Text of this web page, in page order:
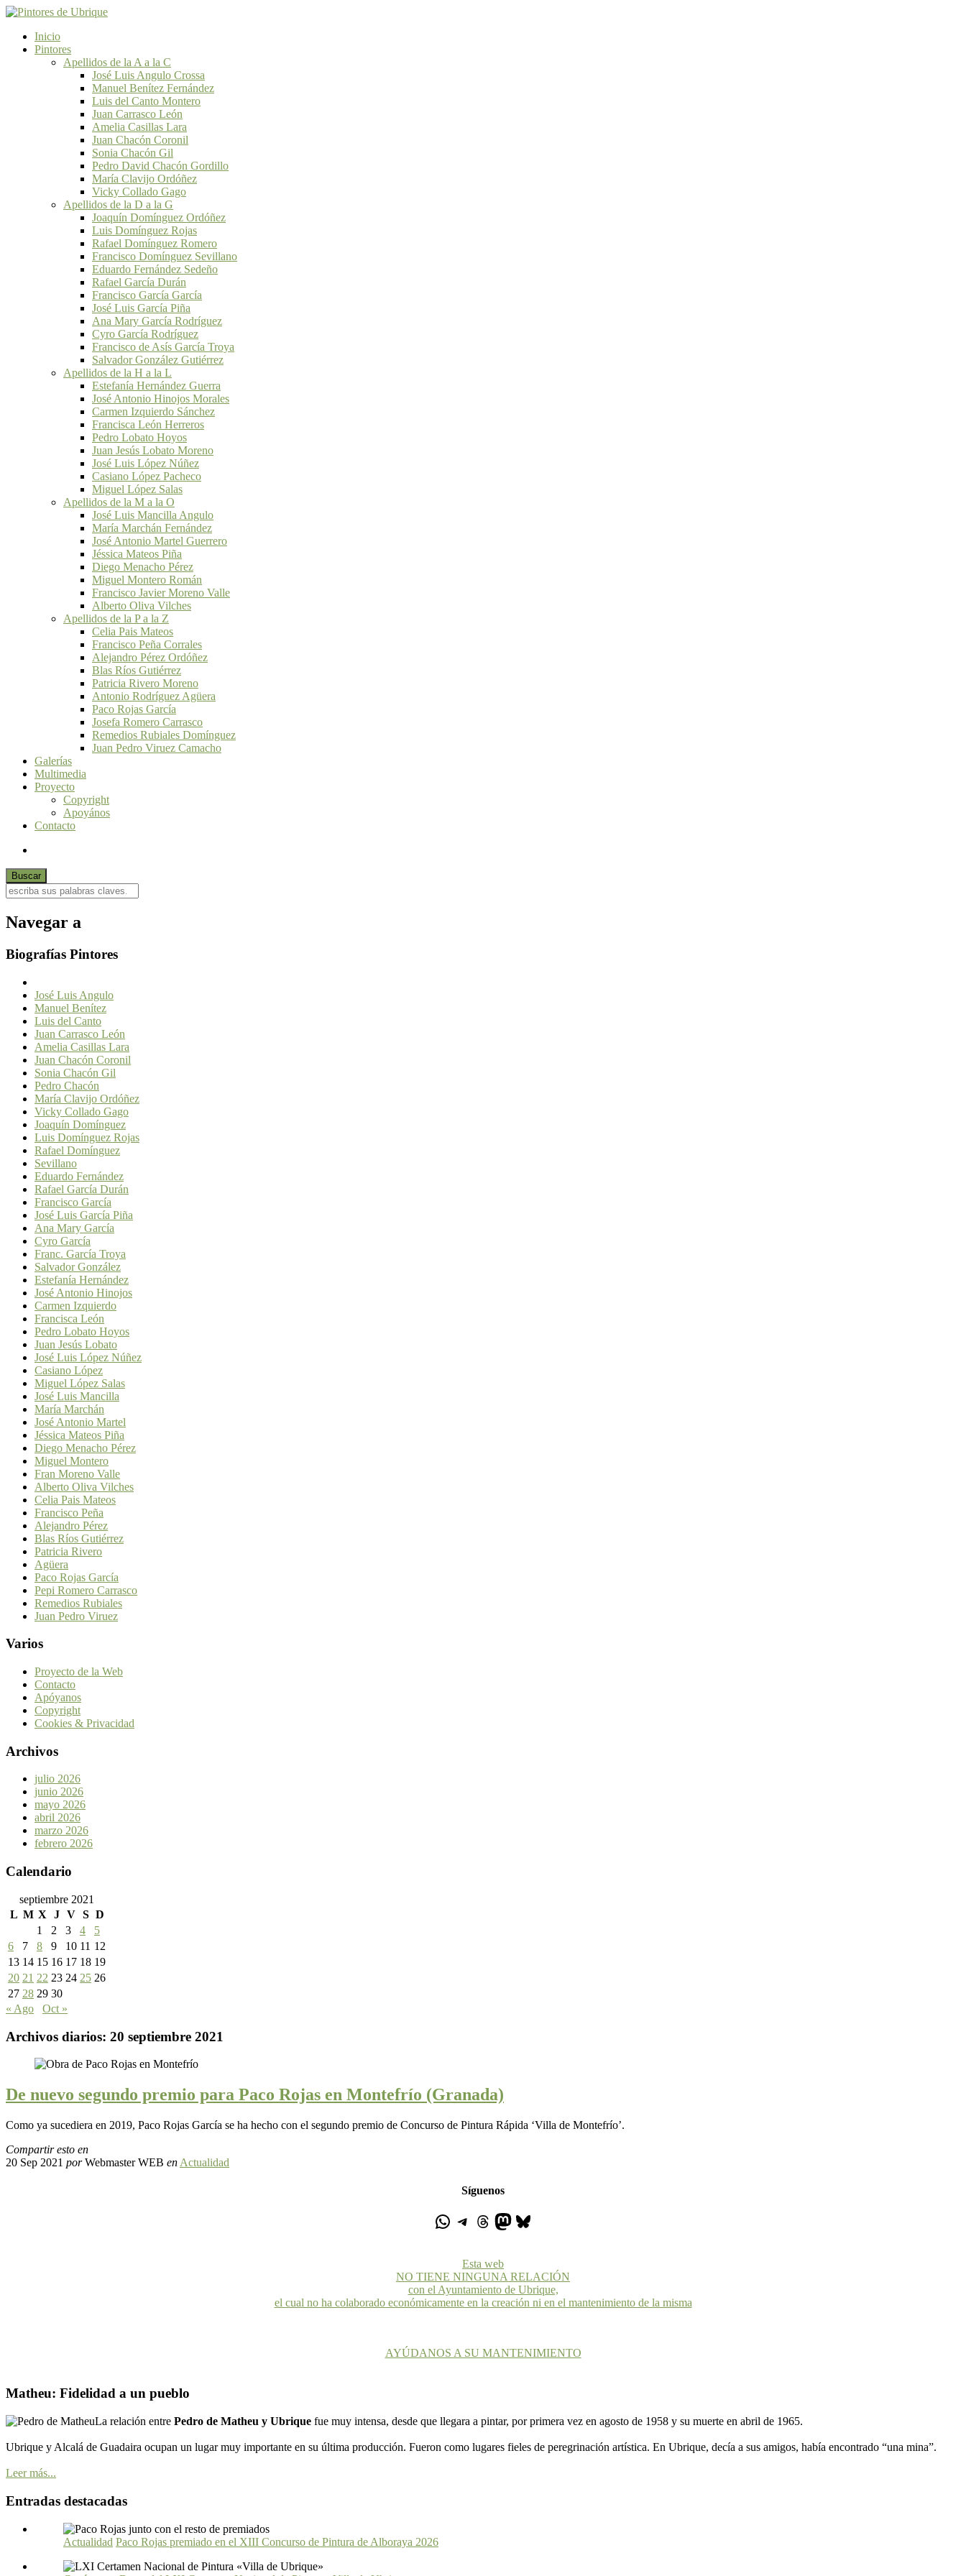
Inicio
Pintores
Apellidos de la A a la C
José Luis Angulo Crossa
Manuel Benítez Fernández
Luis del Canto Montero
Juan Carrasco León
Amelia Casillas Lara
Juan Chacón Coronil
Sonia Chacón Gil
Pedro David Chacón Gordillo
María Clavijo Ordóñez
Vicky Collado Gago
Apellidos de la D a la G
Joaquín Domínguez Ordóñez
Luis Domínguez Rojas
Rafael Domínguez Romero
Francisco Domínguez Sevillano
Eduardo Fernández Sedeño
Rafael García Durán
Francisco García García
José Luis García Piña
Ana Mary García Rodríguez
Cyro García Rodríguez
Francisco de Asís García Troya
Salvador González Gutiérrez
Apellidos de la H a la L
Estefanía Hernández Guerra
José Antonio Hinojos Morales
Carmen Izquierdo Sánchez
Francisca León Herreros
Pedro Lobato Hoyos
Juan Jesús Lobato Moreno
José Luis López Núñez
Casiano López Pacheco
Miguel López Salas
Apellidos de la M a la O
José Luis Mancilla Angulo
María Marchán Fernández
José Antonio Martel Guerrero
Jéssica Mateos Piña
Diego Menacho Pérez
Miguel Montero Román
Francisco Javier Moreno Valle
Alberto Oliva Vilches
Apellidos de la P a la Z
Celia Pais Mateos
Francisco Peña Corrales
Alejandro Pérez Ordóñez
Blas Ríos Gutiérrez
Patricia Rivero Moreno
Antonio Rodríguez Agüera
Paco Rojas García
Josefa Romero Carrasco
Remedios Rubiales Domínguez
Juan Pedro Viruez Camacho
Galerías
Multimedia
Proyecto
Copyright
Apoyános
Contacto
Navegar a
Biografías Pintores
José Luis Angulo
Manuel Benítez
Luis del Canto
Juan Carrasco León
Amelia Casillas Lara
Juan Chacón Coronil
Sonia Chacón Gil
Pedro Chacón
María Clavijo Ordóñez
Vicky Collado Gago
Joaquín Domínguez
Luis Domínguez Rojas
Rafael Domínguez
Sevillano
Eduardo Fernández
Rafael García Durán
Francisco García
José Luis García Piña
Ana Mary García
Cyro García
Franc. García Troya
Salvador González
Estefanía Hernández
José Antonio Hinojos
Carmen Izquierdo
Francisca León
Pedro Lobato Hoyos
Juan Jesús Lobato
José Luis López Núñez
Casiano López
Miguel López Salas
José Luis Mancilla
María Marchán
José Antonio Martel
Jéssica Mateos Piña
Diego Menacho Pérez
Miguel Montero
Fran Moreno Valle
Alberto Oliva Vilches
Celia Pais Mateos
Francisco Peña
Alejandro Pérez
Blas Ríos Gutiérrez
Patricia Rivero
Agüera
Paco Rojas García
Pepi Romero Carrasco
Remedios Rubiales
Juan Pedro Viruez
Varios
Proyecto de la Web
Contacto
Apóyanos
Copyright
Cookies & Privacidad
Archivos
julio 2026
junio 2026
mayo 2026
abril 2026
marzo 2026
febrero 2026
Calendario
septiembre 2021
L M X J V S D
1
2 3 4
5
6
7 8 9 10 11 12
13 14 15 16 17 18 19
20 21 22 23 24 25 26
27 28 29 30
« Ago
Oct »
Archivos diarios: 20 septiembre 2021
De nuevo segundo premio para Paco Rojas en Montefrío (Granada)
Como ya sucediera en 2019, Paco Rojas García se ha hecho con el segundo premio de Concurso de Pintura Rápida ‘Villa de Montefrío’.
Compartir esto en
20 Sep 2021 porWebmaster WEB en Actualidad
Síguenos
Esta web
NO TIENE NINGUNA RELACIÓN
con el Ayuntamiento de Ubrique,
el cual no ha colaborado económicamente en la creación ni en el mantenimiento de la misma
AYÚDANOS A SU MANTENIMIENTO
Matheu: Fidelidad a un pueblo
La relación entre Pedro de Matheu y Ubrique fue muy intensa, desde que llegara a pintar, por primera vez en agosto de 1958 y su muerte en abril de 1965.
Ubrique y Alcalá de Guadaira ocupan un lugar muy importante en su última producción. Fueron como lugares fieles de peregrinación artística. En Ubrique, decía a sus amigos, había encontrado “una mina”.
Leer más...
Entradas destacadas
Actualidad Paco Rojas premiado en el XIII Concurso de Pintura de Alboraya 2026